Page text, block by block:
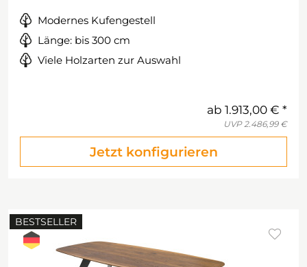
Modernes Kufengestell
Länge: bis 300 cm
Viele Holzarten zur Auswahl
ab 1.913,00 €
UVP 2.486,99 €
Jetzt konfigurieren
BESTSELLER